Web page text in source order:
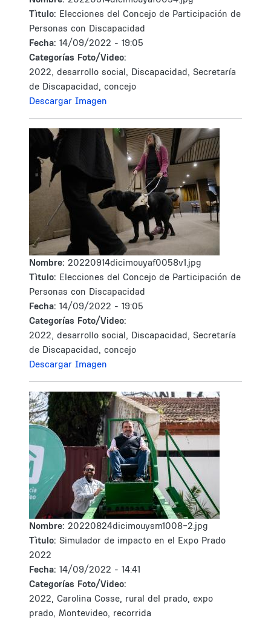
Tìtulo: Elecciones del Concejo de Participación de
Personas con Discapacidad
Fecha: 14/09/2022 - 19:05
Categorías Foto/Video:
2022, desarrollo social, Discapacidad, Secretaría
de Discapacidad, concejo
Descargar Imagen
Nombre: 20220914dicimouyaf0058v1.jpg
Tìtulo: Elecciones del Concejo de Participación de
Personas con Discapacidad
Fecha: 14/09/2022 - 19:05
Categorías Foto/Video:
2022, desarrollo social, Discapacidad, Secretaría
de Discapacidad, concejo
Descargar Imagen
Nombre: 20220824dicimouysm1008-2.jpg
Tìtulo: Simulador de impacto en el Expo Prado
2022
Fecha: 14/09/2022 - 14:41
Categorías Foto/Video:
2022, Carolina Cosse, rural del prado, expo
prado, Montevideo, recorrida